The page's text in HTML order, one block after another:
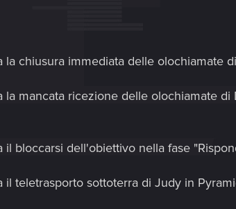
la chiusura immediata delle olochiamate
la mancata ricezione delle olochiamate
bloccarsi dell'obiettivo nella fase
il teletrasporto sottoterra di Judy in